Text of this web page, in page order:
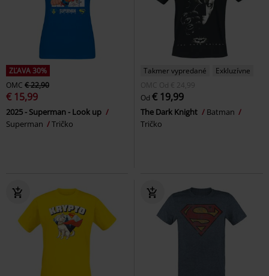
ZĽAVA 30%
OMC € 22,90
€ 15,99
2025 - Superman - Look up
Superman
Tričko
Takmer vypredané
Exkluzívne
OMC Od € 24,99
Od € 19,99
The Dark Knight
Batman
Tričko